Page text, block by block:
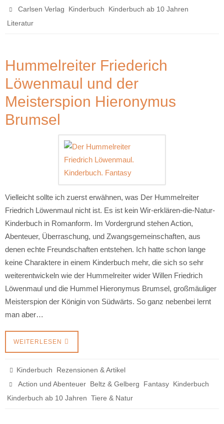
Carlsen Verlag
Kinderbuch Kinderbuch ab 10 Jahren
Literatur
Hummelreiter Friederich
Löwenmaul und der
Meisterspion Hieronymus
Brumsel
Vielleicht sollte ich zuerst erwähnen, was Der Hummelreiter
Friedrich Löwenmaul nicht ist. Es ist kein Wir-erklären-die-Natur-
Kinderbuch in Romanform. Im Vordergrund stehen Action,
Abenteuer, Überraschung, und Zwangsgemeinschaften, aus
denen echte Freundschaften entstehen. Ich hatte schon lange
keine Charaktere in einem Kinderbuch mehr, die sich so sehr
weiterentwickeln wie der Hummelreiter wider Willen Friedrich
Löwenmaul und die Hummel Hieronymus Brumsel, großmäuliger
Meisterspion der Königin von Südwärts. So ganz nebenbei lernt
man aber…
WEITERLESEN
Kinderbuch
Rezensionen & Artikel
Action und Abenteuer Beltz & Gelberg Fantasy Kinderbuch
Kinderbuch ab 10 Jahren Tiere & Natur